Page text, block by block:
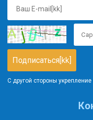
С другой стороны укрепление